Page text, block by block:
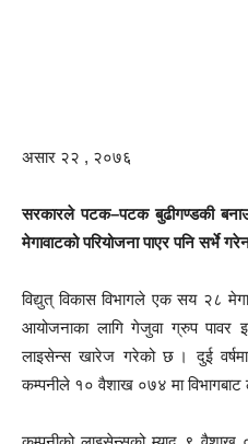
असार २२ , २०७६
सरकारले पटक–पटक बुढीगण्डकी
मेगावाटको परियोजना पाएर पनि सर्भे
विद्युत् विकास विभागले एक सय २८
आयोजनाका लागि गेजुवा ग्रुप पावर
लाइसेन्स खारेज गरेको छ । दुई
कम्पनीले १० वैशाख ०७४ मा विभागबाट